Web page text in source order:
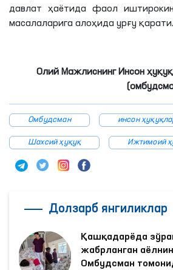
давлат ҳаётида фаол
масалаларига алоҳида урғу
Олий Мажлиснинг Инсон
Омбудсман инсон
Шахсий ҳуқуқ Ижтимоий
Долзарб янгиликлар
Қашқадарёда
жабрланган
Омбудсман